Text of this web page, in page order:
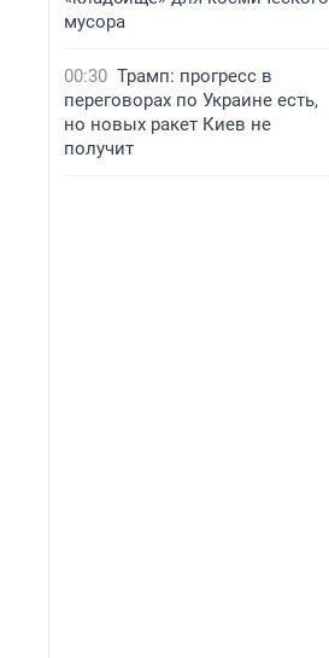
мусора
00:30 Трамп: прогресс в
переговорах по Украине есть,
но новых ракет Киев не
получит